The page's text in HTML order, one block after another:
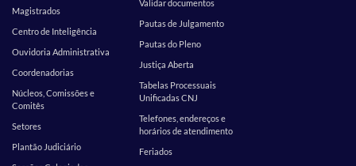
Magistrados
Centro de Inteligência
Ouvidoria Administrativa
Coordenadorias
Núcleos, Comissões e
Comitês
Setores
Plantão Judiciário
Validar documentos
Pautas de Julgamento
Pautas do Pleno
Justiça Aberta
Tabelas Processuais
Unificadas CNJ
Telefones, endereços e
horários de atendimento
Feriados